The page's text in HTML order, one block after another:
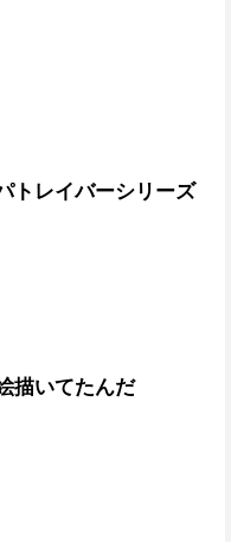
トレイバーシリーズ
描いてたんだ